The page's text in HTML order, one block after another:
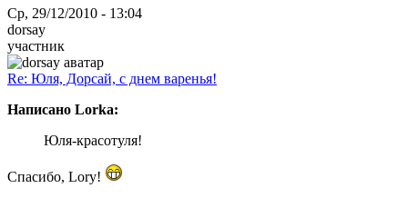
Ср, 29/12/2010 - 13:04
dorsay
участник
Re: Юля, Дорсай, с днем варенья!
Написано Lorka:
Юля-красотуля!
Спасибo, Lory!